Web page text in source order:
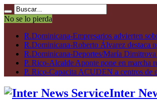
No se lo pierda
R.Dominicana-Empresarios advierten
R.Dominicana-Roberto Álvarez destaca
R.Dominicana-Deportes/María
P. Rico-Alcalde Aponte pone en marcha
P. Rico-Capacita ACUDEN a centros
Inter